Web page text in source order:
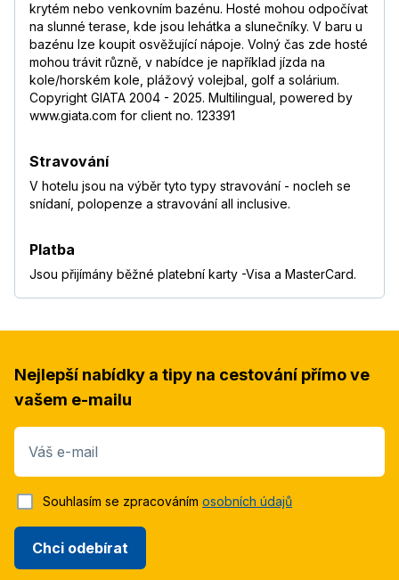
krytém nebo venkovním bazénu. Hosté mohou odpočívat
na slunné terase, kde jsou lehátka a slunečníky. V baru u
bazénu lze koupit osvěžující nápoje. Volný čas zde hosté
mohou trávit různě, v nabídce je například jízda na
kole/horském kole, plážový volejbal, golf a solárium.
Copyright GIATA 2004 - 2025. Multilingual, powered by
www.giata.com for client no. 123391
Stravování
V hotelu jsou na výběr tyto typy stravování - nocleh se
snídaní, polopenze a stravování all inclusive.
Platba
Jsou přijímány běžné platební karty -Visa a MasterCard.
Nejlepší nabídky a tipy na cestování přímo ve
vašem e-mailu
Váš e-mail
Chci odebírat
Souhlasím se zpracováním osobních údajů